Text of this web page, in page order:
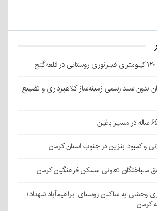
سند رسمی زمینه‌ساز کلاهبرداری و تضییع
و کمبود بنزین در جنوب استان کرمان
تعاونی مسکن فرهنگیان کرمان
وحشی به ساکنان روستای ابراهیم‌آباد شهداد/